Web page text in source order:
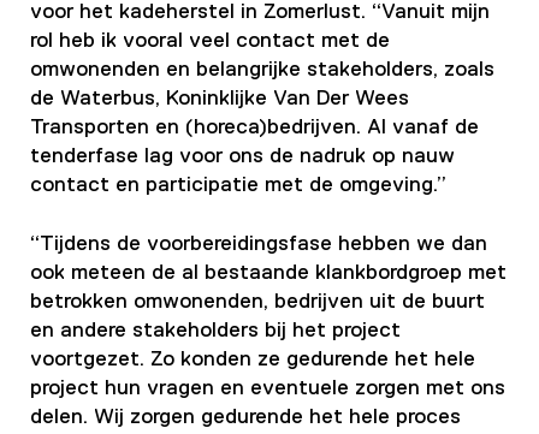
voor het kadeherstel in Zomerlust. “Vanuit mijn
rol heb ik vooral veel contact met de
omwonenden en belangrijke stakeholders, zoals
de Waterbus, Koninklijke Van Der Wees
Transporten en (horeca)bedrijven. Al vanaf de
tenderfase lag voor ons de nadruk op nauw
contact en participatie met de omgeving.”
“Tijdens de voorbereidingsfase hebben we dan
ook meteen de al bestaande klankbordgroep met
betrokken omwonenden, bedrijven uit de buurt
en andere stakeholders bij het project
voortgezet. Zo konden ze gedurende het hele
project hun vragen en eventuele zorgen met ons
delen. Wij zorgen gedurende het hele proces